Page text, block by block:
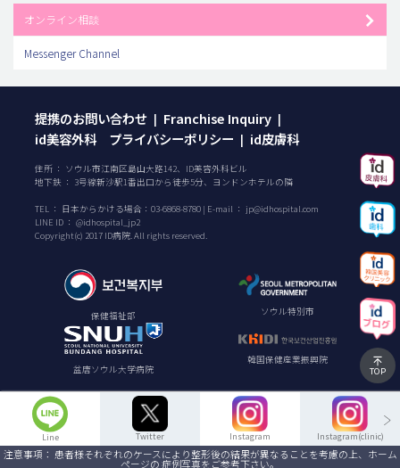
オンライン相談
Messenger Channel
Line Twitter Instagram Instagram(clinic)
提携のお問い合わせ | Franchise Inquiry |
id美容外科 プライバシーポリシー | id皮膚科
住所 ： ソウル市江南区島山大路142、ID美容外科ビル
地下鉄 ： 3号線新沙駅1番出口から徒歩5分、ヨンドンホテルの隣
TEL ： 日本からかける場合： 03-6868-8780 | E-mail ： jp@idhospital.com
LINE ID ： @idhospital_jp2
Copyright(c) 2017 ID病院. All rights reserved.
保健福祉部 ソウル特別市
盆唐ソウル大学病院
韓国保健産業振興院
TOP
注意事項： 患者様それぞれのケースにより整形後の結果が異なることを考慮の上、ホーム
ページの 症例写真をご参考下さい。